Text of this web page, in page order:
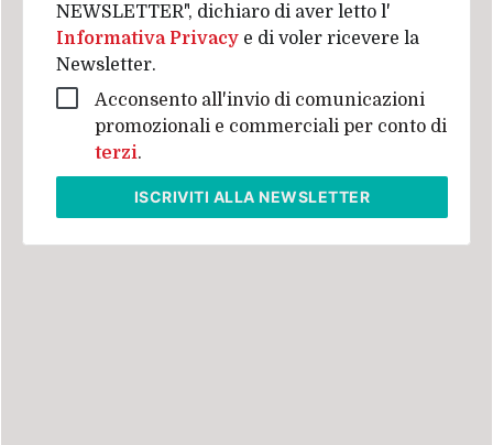
NEWSLETTER", dichiaro di aver letto l'
Informativa Privacy e di voler ricevere la
Newsletter.
Acconsento all'invio di comunicazioni
promozionali e commerciali per conto di
terzi.
ISCRIVITI ALLA NEWSLETTER